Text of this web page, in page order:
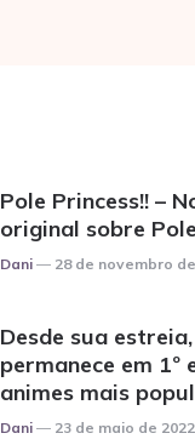
Pole Princess!! –
original sobre
Posted
Dani 28 de novembro
Desde sua
permanece em 1º
animes mais
Posted
Dani 23 de maio de 2022